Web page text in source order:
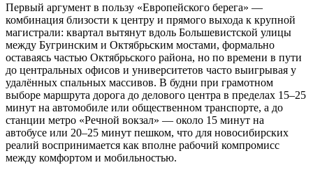
Первый аргумент в пользу «Европейского берега» —
комбинация близости к центру и прямого выхода к крупной
магистрали: квартал вытянут вдоль Большевистской улицы
между Бугринским и Октябрьским мостами, формально
оставаясь частью Октябрьского района, но по времени в пути
до центральных офисов и университетов часто выигрывая у
удалённых спальных массивов. В будни при грамотном
выборе маршрута дорога до делового центра в пределах 15–25
минут на автомобиле или общественном транспорте, а до
станции метро «Речной вокзал» — около 15 минут на
автобусе или 20–25 минут пешком, что для новосибирских
реалий воспринимается как вполне рабочий компромисс
между комфортом и мобильностью.